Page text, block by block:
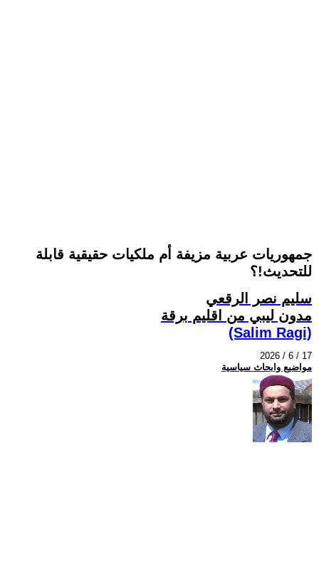
جمهوريات عربية مزيفة أم ملكيات حقيقية قابلة
للتحديث!؟
سليم نصر الرقعي
مدون ليبي من اقليم برقة
(Salim Ragi)
2026 / 6 / 17
مواضيع وابحاث سياسية